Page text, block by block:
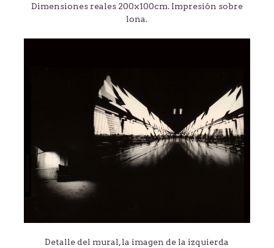
Dimensiones reales 200x100cm. Impresión sobre
lona.
Detalle del mural, la imagen de la izquierda